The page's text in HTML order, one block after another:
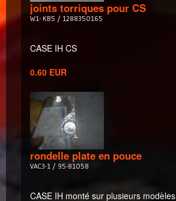
joints torriques pour CS
W1- KB5 / 1288350165
CASE IH CS
0.60 EUR
rondelle plate en pouce
VAC3-1 / 95-81058
CASE IH monté sur plusieurs modèles